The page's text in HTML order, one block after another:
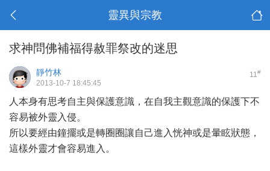
靈異與宗教
求神問佛補福得赦罪祭改的迷思
11#
靜竹林
2013-10-7 18:45:45
人本身有思考自主與保護意識，在自我主觀意識的保護下不
容易被外靈入侵。
所以要經由鐘擺或是轉圈圈讓自己進入恍神或是暈眩狀態，
這樣外靈才會容易進入。